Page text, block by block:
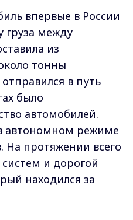
впервые в России
груза между
из
тонны
в путь
было
автомобилей.
автономном режиме
На протяжении всего
и дорогой
находился за